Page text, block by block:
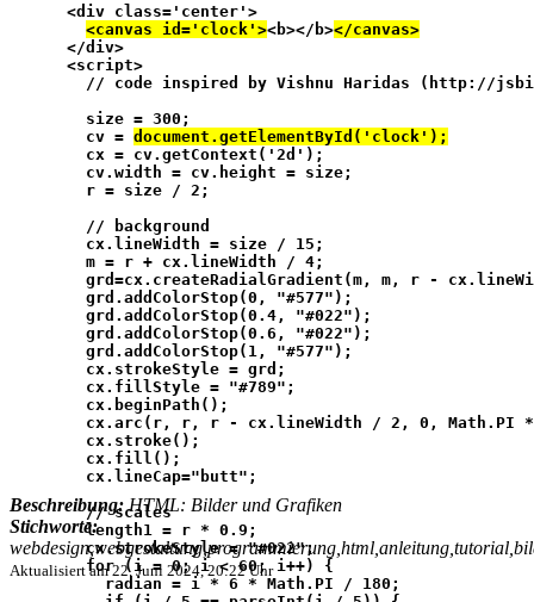
      <div class='center'>
<canvas id='clock'><b></b></canvas>
      </div>
      <script>
// code inspired by Vishnu Haridas (http://
        size = 300;
        cv =
document.getElementById('clock');
        cx = cv.getContext('2d');
        cv.width = cv.height = size;
        r = size / 2;
        // background
        cx.lineWidth = size / 15;
        m = r + cx.lineWidth / 4;
grd=cx.createRadialGradient(m, m, r -
        grd.addColorStop(0, "#577");
        grd.addColorStop(0.4, "#022");
        grd.addColorStop(0.6, "#022");
        grd.addColorStop(1, "#577");
        cx.strokeStyle = grd;
        cx.fillStyle = "#789";
        cx.beginPath();
cx.arc(r, r, r - cx.lineWidth / 2, 0, Math.PI
        cx.stroke();
        cx.fill();
        cx.lineCap="butt";
        // scales
        length1 = r * 0.9;
        cx.strokeStyle = "#022";
        for (i = 0; i < 60; i++) {
          radian = i * 6 * Math.PI / 180;
Beschreibung:HTML: Bilder und Grafiken
Stichworte:
Aktualisiert am22. Juni 2024, 20:22 Uhr